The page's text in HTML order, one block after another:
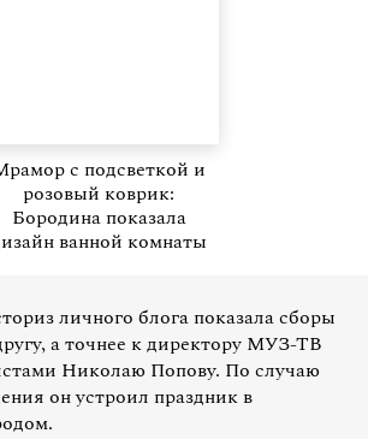
с подсветкой и
розовый коврик:
Бородина показала
ванной комнаты
личного блога показала сборы
а точнее к директору МУЗ-ТВ
Николаю Попову. По случаю
он устроил праздник в